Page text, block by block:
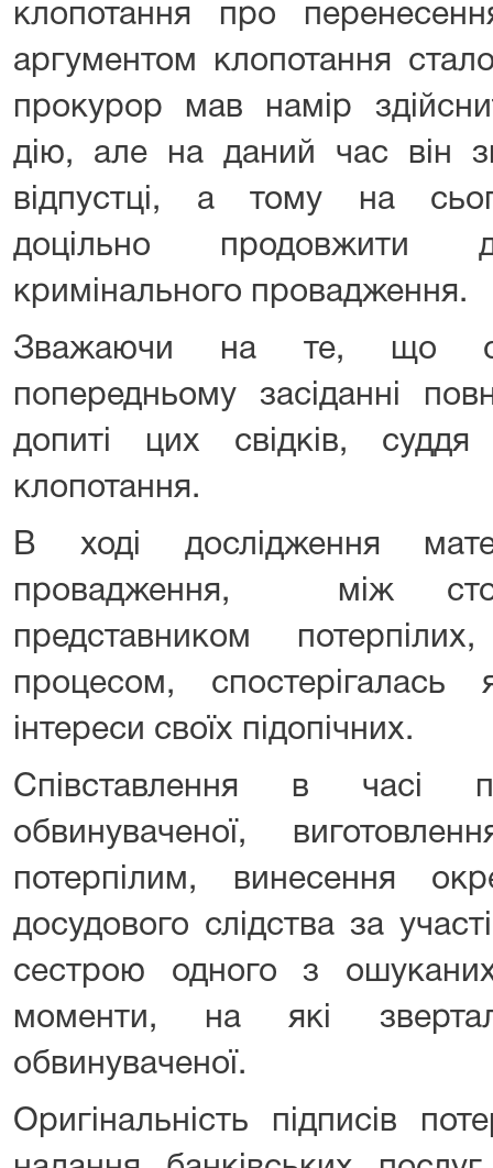
клопотання про
аргументом клопотання
прокурор мав намір
дію, але на даний час він
відпустці, а тому на
доцільно продовжити
кримінального провадження.
Зважаючи на те, що
попередньому засіданні
допиті цих свідків, суддя
клопотання.
В ході дослідження
провадження, між
представником
процесом,
інтереси своїх підопічних.
Співставлення в часі
обвинуваченої,
потерпілим, винесення
досудового слідства за
сестрою одного з
моменти, на які
обвинуваченої.
Оригінальність підписів